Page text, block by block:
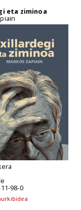
eta ziminoa
98-0